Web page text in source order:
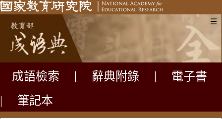
☰
成語檢索 辭典附錄
電子書
|
筆記本